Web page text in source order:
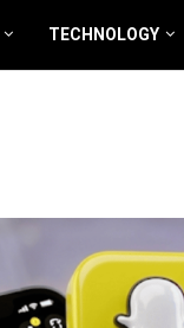
TECHNOLOGY